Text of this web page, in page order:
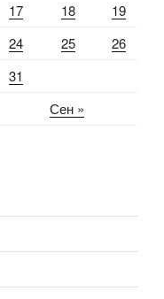
Сен »
17 18
19
24 25
26
31